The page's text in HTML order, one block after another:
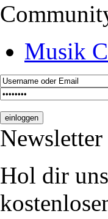
Musik
Newsletter
Hol dir